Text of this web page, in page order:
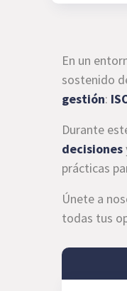
En un
sostenido
gestión:
Durante
decisiones
prácticas
Únete a
todas tus